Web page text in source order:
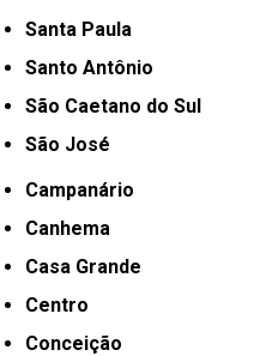
Santa Paula
Santo Antônio
São Caetano do Sul
São José
Campanário
Canhema
Casa Grande
Centro
Conceição